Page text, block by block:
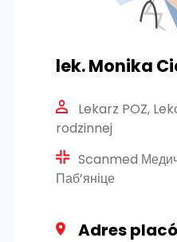
lek. Monika
Lekarz POZ,
rodzinnej
Scanmed
Паб’яніце
Adres